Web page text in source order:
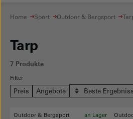
Home Sport Outdoor & Bergsport
Tarp
7 Produkte
Filter
Preis Angebote Beste
Outdoor & Bergsport an Lager